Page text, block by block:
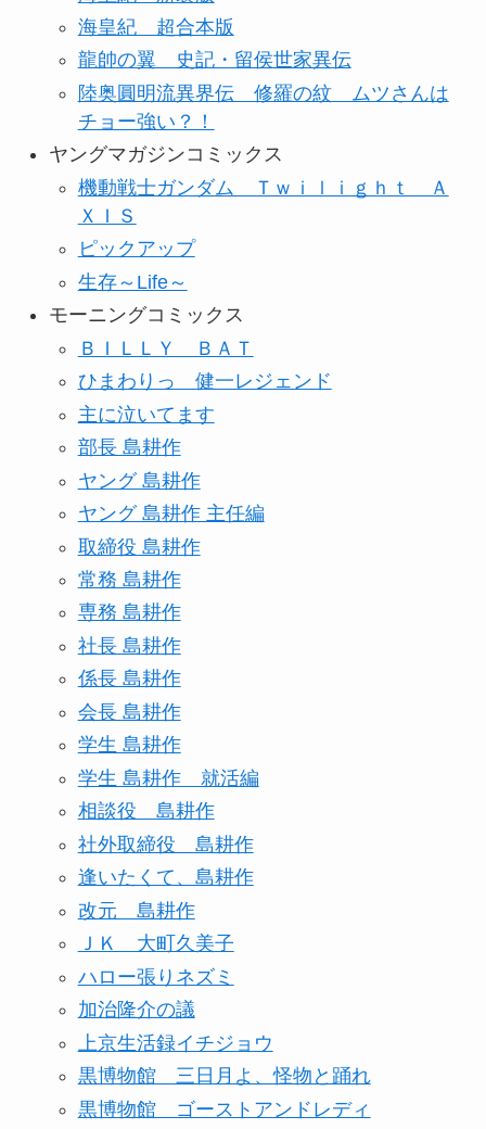
海皇紀 超合本版
龍帥の翼 史記・留侯世家異伝
陸奥圓明流異界伝 修羅の紋 ムツさんは
チョー強い？！
ヤングマガジンコミックス
機動戦士ガンダム Ｔｗｉｌｉｇｈｔ Ａ
ＸＩＳ
ピックアップ
生存～Life～
モーニングコミックス
ＢＩＬＬＹ ＢＡＴ
ひまわりっ 健一レジェンド
主に泣いてます
部長 島耕作
ヤング 島耕作
ヤング 島耕作 主任編
取締役 島耕作
常務 島耕作
専務 島耕作
社長 島耕作
係長 島耕作
会長 島耕作
学生 島耕作
学生 島耕作 就活編
相談役 島耕作
社外取締役 島耕作
逢いたくて、島耕作
改元 島耕作
ＪＫ 大町久美子
ハロー張りネズミ
加治隆介の議
上京生活録イチジョウ
黒博物館 三日月よ、怪物と踊れ
黒博物館 ゴーストアンドレディ